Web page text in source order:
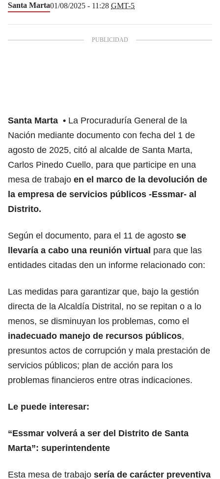
Santa Marta01/08/2025 - 11:28 GMT-5
Santa Marta
La Procuraduría General de la
Nación mediante documento con fecha del 1 de
agosto de 2025, citó al alcalde de Santa Marta,
Carlos Pinedo Cuello, para que participe en una
mesa de trabajo en el marco de la devolución de
la empresa de servicios públicos -Essmar- al
Distrito.
Según el documento, para el 11 de agosto se
llevaría a cabo una reunión virtual para que las
entidades citadas den un informe relacionado con:
Las medidas para garantizar que, bajo la gestión
directa de la Alcaldía Distrital, no se repitan o a lo
menos, se disminuyan los problemas, como el
inadecuado manejo de recursos públicos,
presuntos actos de corrupción y mala prestación de
servicios públicos; plan de acción para los
problemas financieros entre otras indicaciones.
Le puede interesar:
“Essmar volverá a ser del Distrito de Santa
Marta”: superintendente
Esta mesa de trabajo sería de carácter preventiva